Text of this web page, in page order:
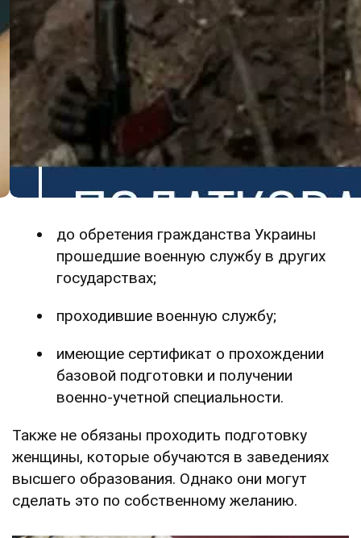
до обретения гражданства Украины
прошедшие военную службу в других
государствах;
проходившие военную службу;
имеющие сертификат о прохождении
базовой подготовки и получении
военно-учетной специальности.
Также не обязаны проходить подготовку
женщины, которые обучаются в заведениях
высшего образования. Однако они могут
сделать это по собственному желанию.